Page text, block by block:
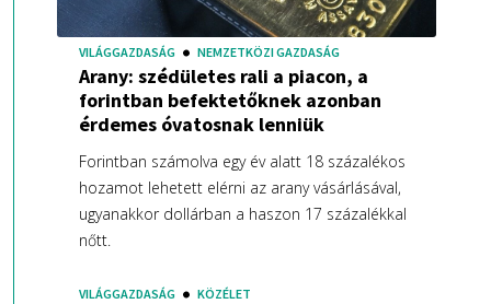
VILÁGGAZDASÁG NEMZETKÖZI GAZDASÁG
Arany: szédületes rali a piacon, a
forintban befektetőknek azonban
érdemes óvatosnak lenniük
Forintban számolva egy év alatt 18 százalékos
hozamot lehetett elérni az arany vásárlásával,
ugyanakkor dollárban a haszon 17 százalékkal
nőtt.
VILÁGGAZDASÁG KÖZÉLET